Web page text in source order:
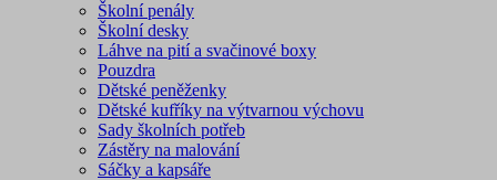
Školní penály
Školní desky
Láhve na pití a svačinové boxy
Pouzdra
Dětské peněženky
Dětské kufříky na výtvarnou výchovu
Sady školních potřeb
Zástěry na malování
Sáčky a kapsáře